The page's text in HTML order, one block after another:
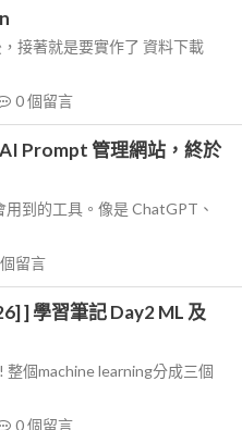
接著就是要實作了 資料下載
0個留言
AI Prompt 管理網站，終於
到的工具。像是 ChatGPT、
個留言
] 學習筆記 Day2 ML 及
個machine learning分成三個
0個留言